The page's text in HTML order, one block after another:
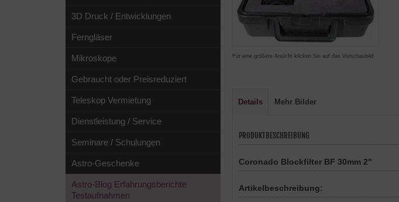
Für eine größere Ansicht klicken Sie auf das Vorschaubild
Details Mehr Bilder
PRODUKTBESCHREIBUNG
Coronado Blockfilter BF 30mm 2"
Artikelbeschreibung:
3D Druck / Entwicklungen
Ferngläser
Mikroskope
Gebraucht oder Preisreduziert
Teleskop Vermietung
Dienstleistung / Service
Seminare / Schulungen
Astro-Geschenke
Astro-Blog Erfahrungsberichte
Testaufnahmen